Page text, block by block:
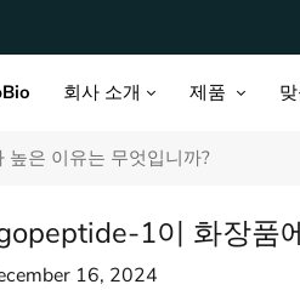
회사 소개 제품
은 이유는 무엇입니까?
1이 화장품
16, 2024